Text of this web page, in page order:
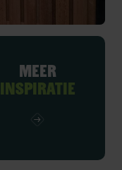
Meer
inspiratie